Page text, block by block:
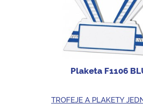
Plaketa F1106
TROFEJE A PLAKETY